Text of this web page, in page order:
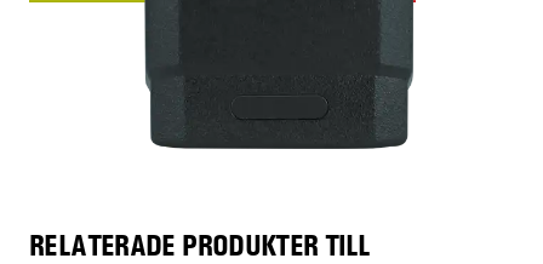
RELATERADE PRODUKTER TILL